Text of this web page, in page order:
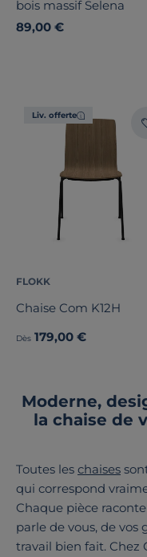
bois massif Selena
89,00 €
Liv. offerte
FLOKK
Chaise Com K12H
Dès 179,00 €
Moderne,
la chaise de
Toutes les chaises
qui correspond
Chaque pièce
parle de vous, de
travail bien fait. Chez